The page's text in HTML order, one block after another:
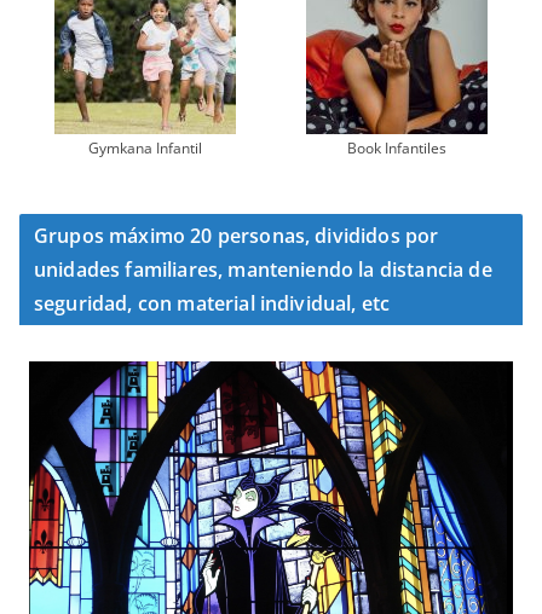
Gymkana Infantil Book Infantiles
Grupos máximo 20 personas, divididos por
unidades familiares, manteniendo la distancia de
seguridad, con material individual, etc